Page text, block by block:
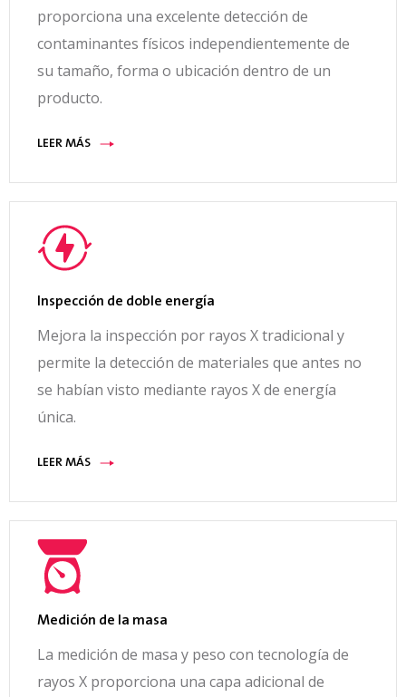
proporciona una excelente detección de
contaminantes físicos independientemente de
su tamaño, forma o ubicación dentro de un
producto.
LEER MÁS
Inspección de doble energía
Mejora la inspección por rayos X tradicional y
permite la detección de materiales que antes no
se habían visto mediante rayos X de energía
única.
LEER MÁS
Medición de la masa
La medición de masa y peso con tecnología de
rayos X proporciona una capa adicional de